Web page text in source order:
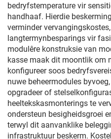
bedryfstemperature vir
handhaaf. Hierdie
verminder
langtermynbesparings vir
modulêre konstruksie van
kasse maak dit moontlik om
konfigureer soos
nuwe beheermodules
opgradeer of
heeltekskasmonterings te
ondersteun besigheidsgroei
terwyl dit aanvanklike
infrastruktuur beskerm.